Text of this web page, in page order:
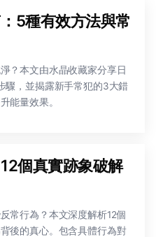
5種有效方法與常
？本文由水晶收藏家分享日
驟，並揭露新手常犯的3大錯
能量效果。
個真實跡象破解
常行為？本文深度解析12個
後的真心。包含具體行為對